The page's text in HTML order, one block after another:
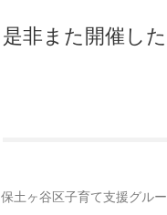
是非また開催し
保土ヶ谷区子育て支援グル